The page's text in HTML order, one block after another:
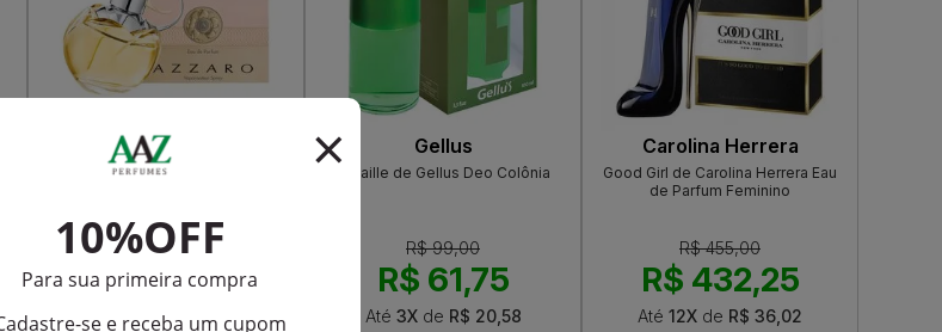
Azzaro
Azzaro Wanted Girl Eau De Parfum
R$ 649,00
R$ 399,00
Até12XdeR$ 33,25
Gellus
Orvaille de Gellus Deo Colônia
R$ 99,00
R$ 61,75
Até 3Xde R$ 20,58
Carolina Herrera
Good Girl de Carolina Herrera Eau
de Parfum Feminino
R$ 455,00
R$ 432,25
Até 12X de R$ 36,02